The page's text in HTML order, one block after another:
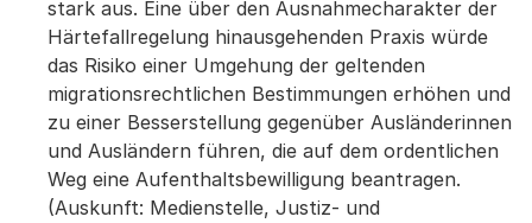
stark aus. Eine über den Ausnahmecharakter der
Härtefallregelung hinausgehenden Praxis würde
das Risiko einer Umgehung der geltenden
migrationsrechtlichen Bestimmungen erhöhen und
zu einer Besserstellung gegenüber Ausländerinnen
und Ausländern führen, die auf dem ordentlichen
Weg eine Aufenthaltsbewilligung beantragen.
(Auskunft: Medienstelle, Justiz- und